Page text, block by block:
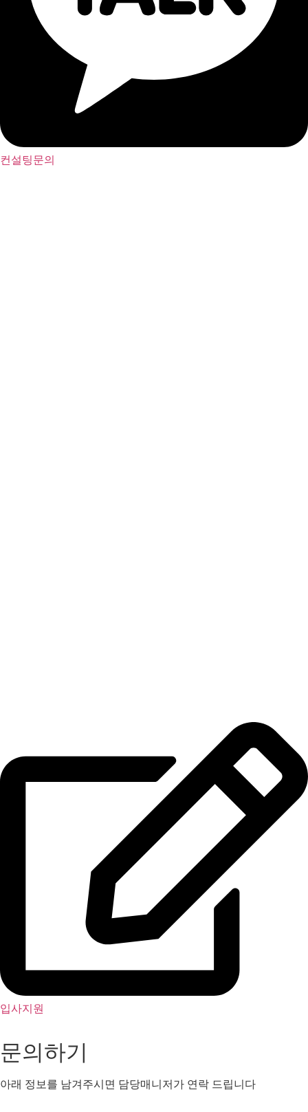
컨설팅문의
입사지원
문의하기
아래 정보를 남겨주시면 담당매니저가 연락 드립니다